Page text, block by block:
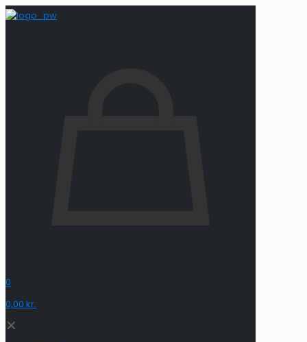
0
0,00 kr.
✕